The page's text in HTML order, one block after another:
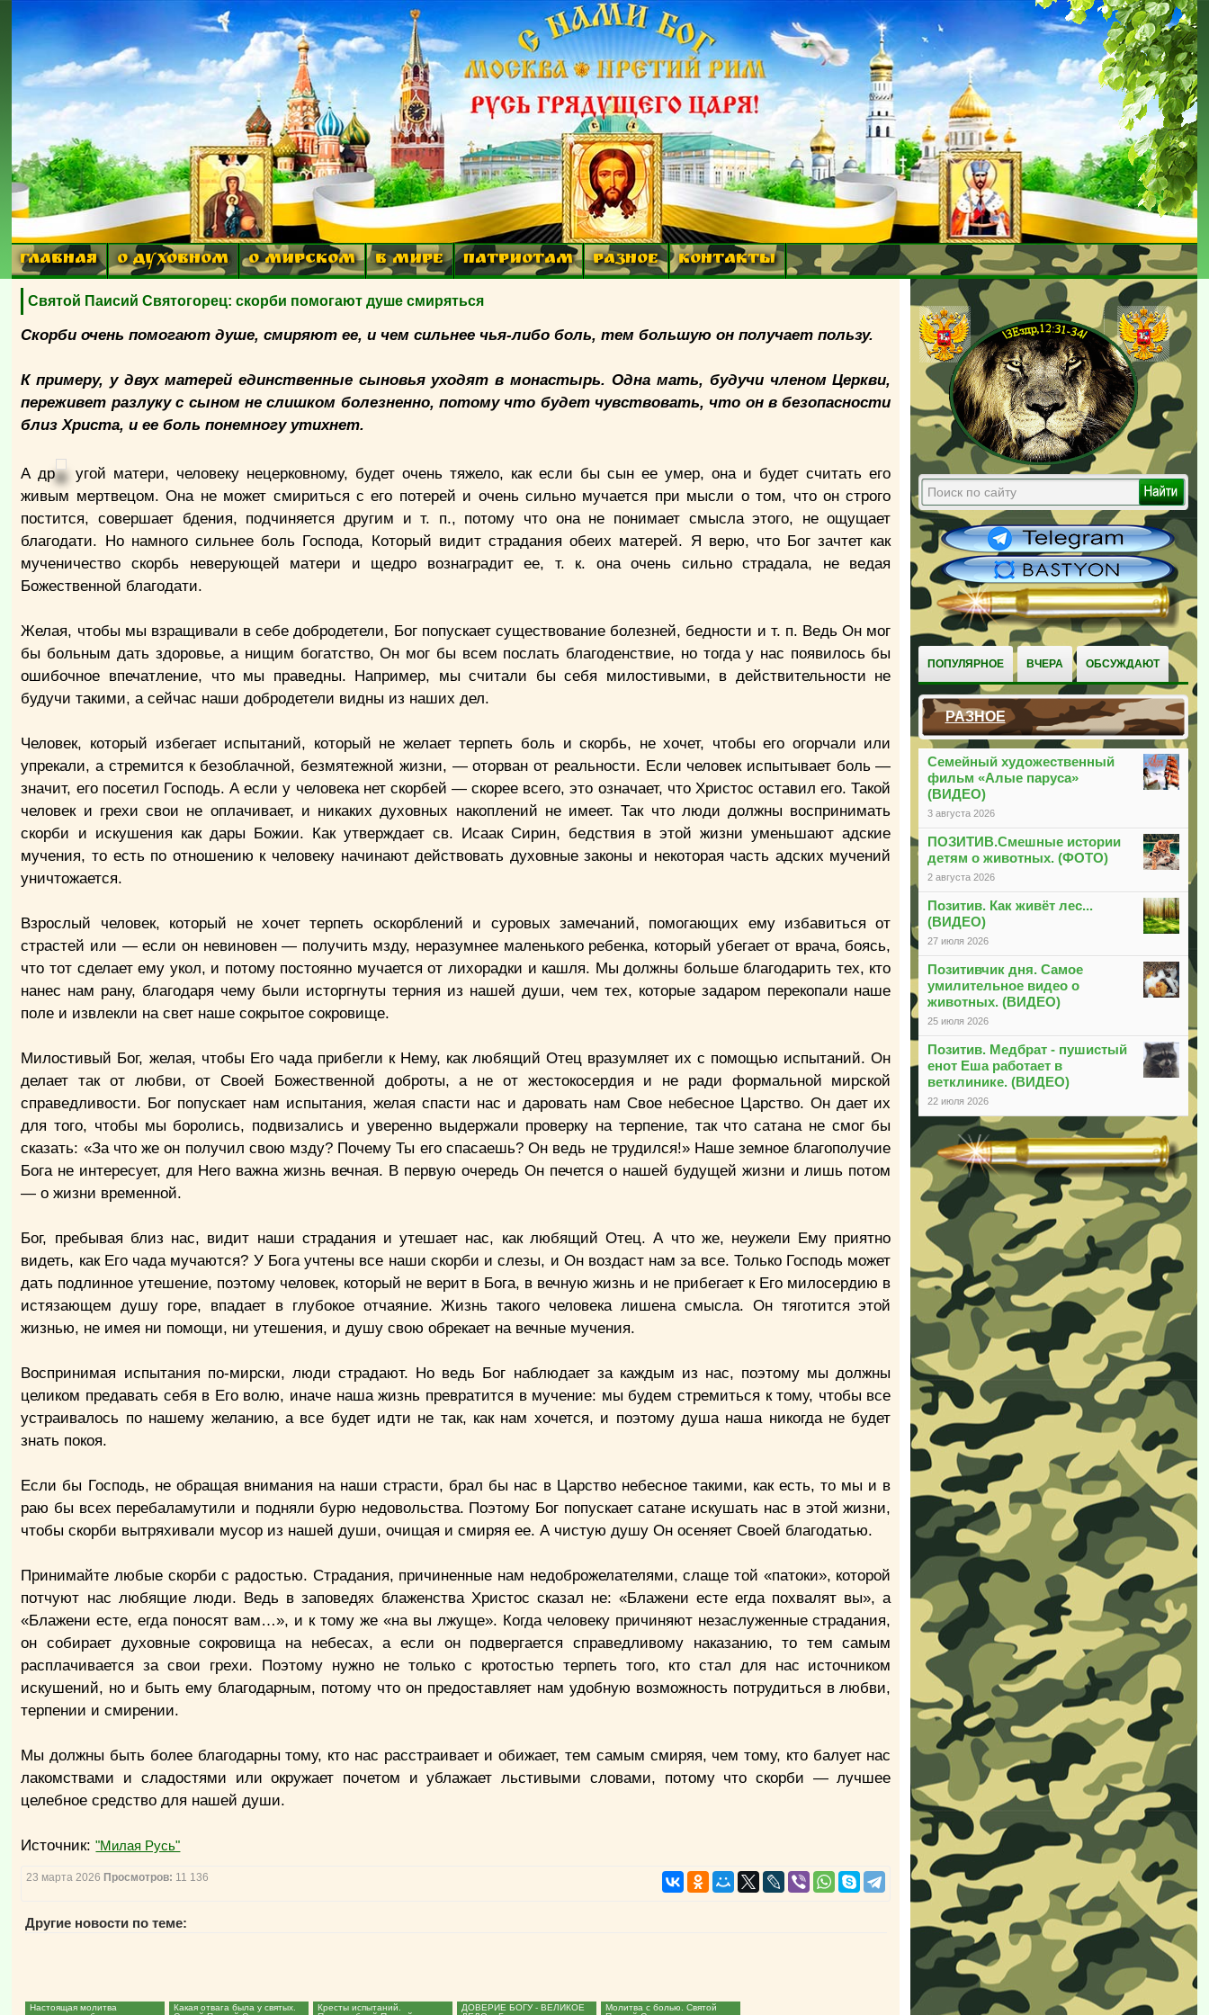
ГЛАВНАЯ О ДУХОВНОМ О МИРСКОМ В МИРЕ ПАТРИОТАМ РАЗНОЕ КОНТАКТЫ
ПОПУЛЯРНОЕ ВЧЕРА ОБСУЖДАЮТ
РАЗНОЕ
Семейный художественный
фильм «Алые паруса»
(ВИДЕО)
3 августа 2026
ПОЗИТИВ.Смешные истории
детям о животных. (ФОТО)
2 августа 2026
Позитив. Как живёт лес...
(ВИДЕО)
27 июля 2026
Позитивчик дня. Самое
умилительное видео о
животных. (ВИДЕО)
25 июля 2026
Позитив. Медбрат - пушистый
енот Еша работает в
ветклинике. (ВИДЕО)
22 июля 2026
Святой Паисий Святогорец: скорби помогают душе смиряться
Скорби очень помогают душе, смиряют ее, и чем сильнее чья-либо боль, тем большую он получает пользу.
К примеру, у двух матерей единственные сыновья уходят в монастырь. Одна мать, будучи членом Церкви,
переживет разлуку с сыном не слишком болезненно, потому что будет чувствовать, что он в безопасности
близ Христа, и ее боль понемногу утихнет.
А др
угой матери, человеку нецерковному, будет очень тяжело, как если бы сын ее умер, она и будет считать его
живым мертвецом. Она не может смириться с его потерей и очень сильно мучается при мысли о том, что он строго
постится, совершает бдения, подчиняется другим и т. п., потому что она не понимает смысла этого, не ощущает
благодати. Но намного сильнее боль Господа, Который видит страдания обеих матерей. Я верю, что Бог зачтет как
мученичество скорбь неверующей матери и щедро вознаградит ее, т. к. она очень сильно страдала, не ведая
Божественной благодати.
Желая, чтобы мы взращивали в себе добродетели, Бог попускает существование болезней, бедности и т. п. Ведь Он мог
бы больным дать здоровье, а нищим богатство, Он мог бы всем послать благоденствие, но тогда у нас появилось бы
ошибочное впечатление, что мы праведны. Например, мы считали бы себя милостивыми, в действительности не
будучи такими, а сейчас наши добродетели видны из наших дел.
Человек, который избегает испытаний, который не желает терпеть боль и скорбь, не хочет, чтобы его огорчали или
упрекали, а стремится к безоблачной, безмятежной жизни, — оторван от реальности. Если человек испытывает боль —
значит, его посетил Господь. А если у человека нет скорбей — скорее всего, это означает, что Христос оставил его. Такой
человек и грехи свои не оплачивает, и никаких духовных накоплений не имеет. Так что люди должны воспринимать
скорби и искушения как дары Божии. Как утверждает св. Исаак Сирин, бедствия в этой жизни уменьшают адские
мучения, то есть по отношению к человеку начинают действовать духовные законы и некоторая часть адских мучений
уничтожается.
Взрослый человек, который не хочет терпеть оскорблений и суровых замечаний, помогающих ему избавиться от
страстей или — если он невиновен — получить мзду, неразумнее маленького ребенка, который убегает от врача, боясь,
что тот сделает ему укол, и потому постоянно мучается от лихорадки и кашля. Мы должны больше благодарить тех, кто
нанес нам рану, благодаря чему были исторгнуты терния из нашей души, чем тех, которые задаром перекопали наше
поле и извлекли на свет наше сокрытое сокровище.
Милостивый Бог, желая, чтобы Его чада прибегли к Нему, как любящий Отец вразумляет их с помощью испытаний. Он
делает так от любви, от Своей Божественной доброты, а не от жестокосердия и не ради формальной мирской
справедливости. Бог попускает нам испытания, желая спасти нас и даровать нам Свое небесное Царство. Он дает их
для того, чтобы мы боролись, подвизались и уверенно выдержали проверку на терпение, так что сатана не смог бы
сказать: «За что же он получил свою мзду? Почему Ты его спасаешь? Он ведь не трудился!» Наше земное благополучие
Бога не интересует, для Него важна жизнь вечная. В первую очередь Он печется о нашей будущей жизни и лишь потом
— о жизни временной.
Бог, пребывая близ нас, видит наши страдания и утешает нас, как любящий Отец. А что же, неужели Ему приятно
видеть, как Его чада мучаются? У Бога учтены все наши скорби и слезы, и Он воздаст нам за все. Только Господь может
дать подлинное утешение, поэтому человек, который не верит в Бога, в вечную жизнь и не прибегает к Его милосердию в
истязающем душу горе, впадает в глубокое отчаяние. Жизнь такого человека лишена смысла. Он тяготится этой
жизнью, не имея ни помощи, ни утешения, и душу свою обрекает на вечные мучения.
Воспринимая испытания по-мирски, люди страдают. Но ведь Бог наблюдает за каждым из нас, поэтому мы должны
целиком предавать себя в Его волю, иначе наша жизнь превратится в мучение: мы будем стремиться к тому, чтобы все
устраивалось по нашему желанию, а все будет идти не так, как нам хочется, и поэтому душа наша никогда не будет
знать покоя.
Если бы Господь, не обращая внимания на наши страсти, брал бы нас в Царство небесное такими, как есть, то мы и в
раю бы всех перебаламутили и подняли бурю недовольства. Поэтому Бог попускает сатане искушать нас в этой жизни,
чтобы скорби вытряхивали мусор из нашей души, очищая и смиряя ее. А чистую душу Он осеняет Своей благодатью.
Принимайте любые скорби с радостью. Страдания, причиненные нам недоброжелателями, слаще той «патоки», которой
потчуют нас любящие люди. Ведь в заповедях блаженства Христос сказал не: «Блажени есте егда похвалят вы», а
«Блажени есте, егда поносят вам…», и к тому же «на вы лжуще». Когда человеку причиняют незаслуженные страдания,
он собирает духовные сокровища на небесах, а если он подвергается справедливому наказанию, то тем самым
расплачивается за свои грехи. Поэтому нужно не только с кротостью терпеть того, кто стал для нас источником
искушений, но и быть ему благодарным, потому что он предоставляет нам удобную возможность потрудиться в любви,
терпении и смирении.
Мы должны быть более благодарны тому, кто нас расстраивает и обижает, тем самым смиряя, чем тому, кто балует нас
лакомствами и сладостями или окружает почетом и ублажает льстивыми словами, потому что скорби — лучшее
целебное средство для нашей души.
Источник:"Милая Русь"
23 марта 2026 Просмотров: 11 136
Другие новости по теме:
Настоящая молитва
Какая отвага была у святых.
Кресты испытаний.
ДОВЕРИЕ БОГУ - ВЕЛИКОЕ
Молитва с болью. Святой